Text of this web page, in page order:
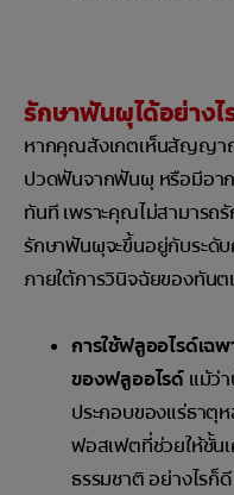
รักษาฟันผุได้อย่างไ
หากคุณสังเกตเห็นสัญญา
ปวดฟันจากฟันผุ หรือมีอา
ทันที เพราะคุณไม่สามารถ
รักษาฟันผุจะขึ้นอยู่กับระดั
ภายใต้การวินิจฉัยของทันต
การใช้ฟลูออไรด์เฉ
ของฟลูออไรด์ แม้ว่
ประกอบของแร่ธาตุ
ฟอสเฟตที่ช่วยให้ชั้น
ธรรมชาติ อย่างไรก็